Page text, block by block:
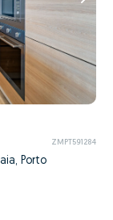
ZMPT591284
Porto